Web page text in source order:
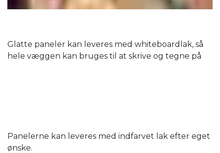
Glatte paneler kan leveres med whiteboardlak, så
hele væggen kan bruges til at skrive og tegne på
Panelerne kan leveres med indfarvet lak efter eget
ønske.